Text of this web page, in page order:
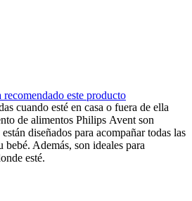
recomendado este producto
cuando esté en casa o fuera de ella
de alimentos Philips Avent son
diseñados para acompañar todas las
bebé. Además, son ideales para
esté.